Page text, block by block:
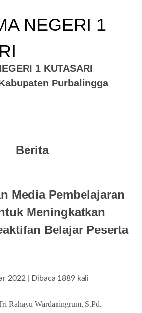
1 KUTASARI
Purbalingga
Berita
Media Pembelajaran
Meningkatkan
Belajar Peserta
2022 | Dibaca 1889 kali
Rahayu Wardaningrum, S.Pd.